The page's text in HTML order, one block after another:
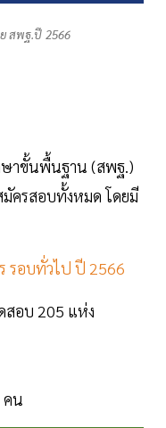
สพฐ.ปี 2566
ษาขั้นพื้นฐาน (สพฐ.)
ครสอบทั้งหมด โดยมี
รอบทั่วไป ปี 2566
อบ 205 แห่ง
คน